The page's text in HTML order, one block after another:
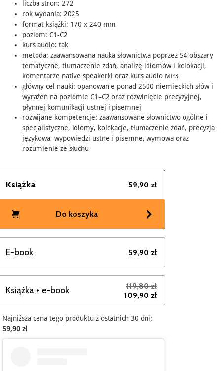
liczba stron: 272
rok wydania: 2025
format książki: 170 x 240 mm
poziom: C1-C2
kurs audio: tak
metoda: zaawansowana nauka słownictwa poprzez 54 obszary
tematyczne, tłumaczenie zdań, analizę idiomów i kolokacji,
komentarze native speakerki oraz kurs audio MP3
główny cel nauki: opanowanie ponad 2500 niemieckich słów i
wyrażeń na poziomie C1–C2 oraz rozwinięcie precyzyjnej,
płynnej komunikacji ustnej i pisemnej
rozwijane kompetencje: zaawansowane słownictwo ogólne i
specjalistyczne, idiomy, kolokacje, tłumaczenie zdań, precyzja
językowa, wypowiedzi ustne i pisemne, wymowa oraz
rozumienie ze słuchu
Książka 59,90 zł
Do koszyka
E-book 59,90 zł
Książka + e-book
119,80 zł
109,90 zł
Najniższa cena tego produktu z ostatnich 30 dni:
59,90 zł